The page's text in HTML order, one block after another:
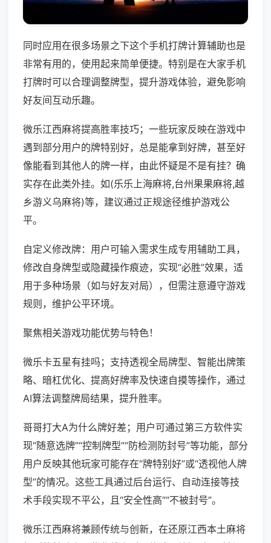
同时应用在很多场景之下这个手机打牌计算辅助也是
非常有用的，使用起来简单便捷。特别是在大家手机
打牌时可以合理调整牌型，提升游戏体验，避免影响
好友间互动乐趣。
微乐江西麻将提高胜率技巧；一些玩家反映在游戏中
遇到部分用户的牌特别好，总是能拿到好牌，甚至好
像能看到其他人的牌一样，由此怀疑是不是有挂？确
实存在此类外挂。如(乐乐上海麻将,台州果果麻将,越
乡游义乌麻将)等，建议通过正规途径维护游戏公
平。
自定义修改牌：用户可输入需求生成专用辅助工具，
修改自身牌型或隐藏操作痕迹，实现“必胜”效果，适
用于多种场景（如与好友对局），但需注意遵守游戏
规则，维护公平环境。
聚焦相关游戏功能优势与特色！
微乐卡五星有挂吗；支持透视全局牌型、智能出牌策
略、暗杠优化、提高好牌率及快速自摸等操作，通过
AI算法调整牌局结果，提升胜率。
哥哥打大A为什么牌好差；用户可通过第三方软件实
现“随意选牌”“控制牌型”“防检测防封号”等功能，部分
用户反映其他玩家可能存在“牌特别好”或“透视他人牌
型”的情况。这些工具通过后台运行、自动连接等技
术手段实现不平公，且“安全性高”“不被封号”。
微乐江西麻将兼顾传统与创新，在还原江西本土麻将